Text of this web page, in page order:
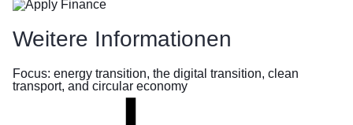
helfen
Weitere Informationen
Focus: energy transition, the digital transition, clean
transport, and circular economy